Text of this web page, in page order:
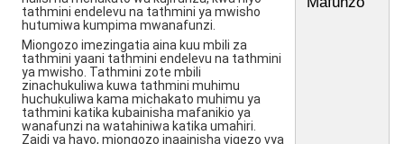
tathmini endelevu na tathmini ya mwisho
hutumiwa kumpima mwanafunzi.
Miongozo imezingatia aina kuu mbili za
tathmini yaani tathmini endelevu na tathmini
ya mwisho. Tathmini zote mbili
zinachukuliwa kuwa tathmini muhimu
huchukuliwa kama michakato muhimu ya
tathmini katika kubainisha mafanikio ya
wanafunzi na watahiniwa katika umahiri.
Zaidi ya hayo, miongozo inaainisha vigezo vya